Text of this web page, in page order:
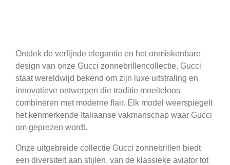
Ontdek de verfijnde elegantie en het onmiskenbare
design van onze Gucci zonnebrillencollectie. Gucci
staat wereldwijd bekend om zijn luxe uitstraling en
innovatieve ontwerpen die traditie moeiteloos
combineren met moderne flair. Elk model weerspiegelt
het kenmerkende Italiaanse vakmanschap waar Gucci
om geprezen wordt.
Onze uitgebreide collectie Gucci zonnebrillen biedt
een diversiteit aan stijlen, van de klassieke aviator tot